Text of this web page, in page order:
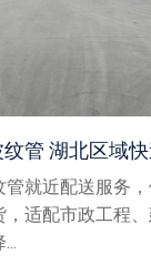
管 湖北区域
管就近配送服务
适配市政工程